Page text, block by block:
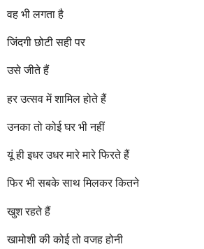
वह भी लगता है
जिंदगी छोटी सही पर
उसे जीते हैं
हर उत्सव में शामिल होते हैं
उनका तो कोई घर भी नहीं
यूं ही इधर उधर मारे मारे फिरते हैं
फिर भी सबके साथ मिलकर कितने
खुश रहते हैं
खामोशी की कोई तो वजह होनी